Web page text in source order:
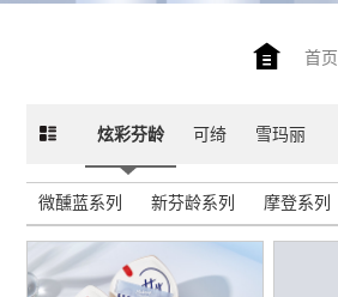
首页
炫彩芬龄 可绮 雪玛丽
微醺蓝系列 新芬龄系列 摩登系列